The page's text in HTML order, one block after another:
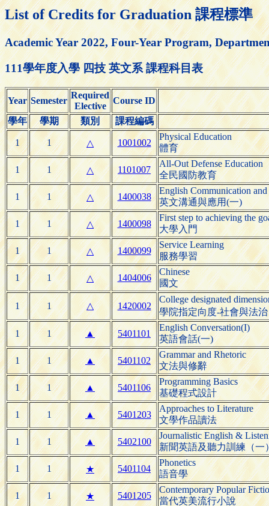
List of Credits for Graduation 課程標準
Academic Year 2022, Four-Year Program,
111學年度入學 四技 英文系 課程科目表
Year Semester
Required
Elective
Course ID
學年
學期 類別 課程編碼
1 1 △ 1001002
Physical Education
體育
1 1 △ 1101007
All-Out Defense Education
全民國防教育
1 1 △ 1400038
English Communication
英文溝通與應用(一)
1 1 △ 1400098
First step to achieving the
大學入門
1 1 △ 1400099
Service Learning
服務學習
1 1 △ 1404006
Chinese
國文
1 1 △ 1420002
College designated
學院指定向度-社會與法治
1 1 ▲ 5401101
English Conversation(I)
英語會話(一)
1 1 ▲ 5401102
Grammar and Rhetoric
文法與修辭
1 1 ▲ 5401106
Programming Basics
基礎程式設計
1 1 ▲ 5401203
Approaches to Literature
文學作品讀法
1 1 ▲ 5402100
Journalistic English &
新聞英語及聽力訓練（一
1 1 ★ 5401104
Phonetics
語音學
1 1 ★ 5401205
Contemporary Popular
當代英美流行小說